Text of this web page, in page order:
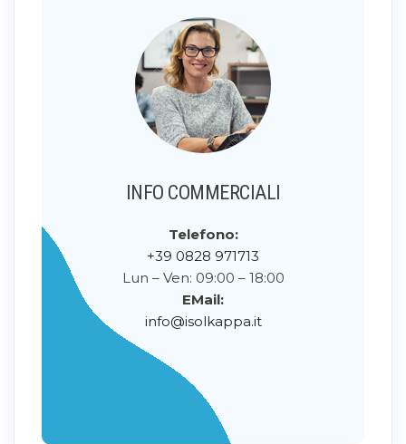
INFO COMMERCIALI
Telefono:
+39 0828 971713
Lun – Ven: 09:00 – 18:00
EMail:
info@isolkappa.it